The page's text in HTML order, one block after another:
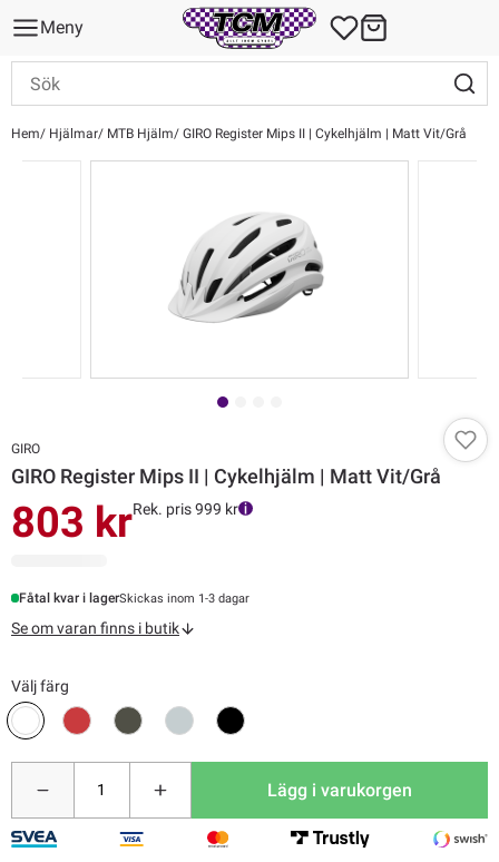
Meny
Hem Hjälmar MTB Hjälm GIRO Register Mips II | Cykelhjälm | Matt Vit/Grå
GIRO
GIRO Register Mips II | Cykelhjälm | Matt Vit/Grå
803 krRek. pris 999 kr
Fåtal kvar i lagerSkickas inom 1-3 dagar
Se om varan finns i butik
Välj färg
Lägg i varukorgen